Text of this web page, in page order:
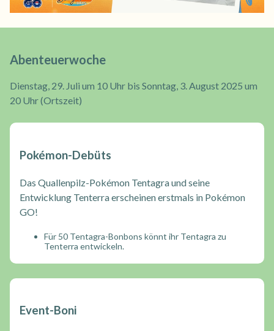
Abenteuerwoche
Dienstag, 29. Juli um 10 Uhr bis Sonntag, 3. August 2025 um
20 Uhr (Ortszeit)
Pokémon-Debüts
Das Quallenpilz-Pokémon Tentagra und seine
Entwicklung Tenterra erscheinen erstmals in Pokémon
GO!
Für 50 Tentagra-Bonbons könnt ihr Tentagra zu
Tenterra entwickeln.
Event-Boni